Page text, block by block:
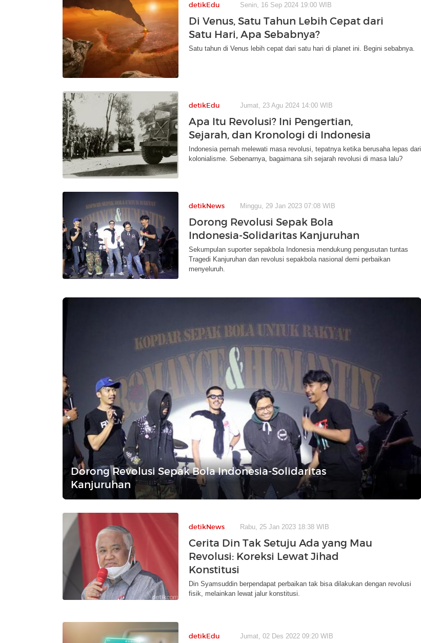
detikEdu Senin, 16 Sep 2024 19:00 WIB
Di Venus, Satu Tahun Lebih Cepat dari
Satu Hari, Apa Sebabnya?
Satu tahun di Venus lebih cepat dari satu hari di planet ini. Begini sebabnya.
detikEdu Jumat, 23 Agu 2024 14:00 WIB
Apa Itu Revolusi? Ini Pengertian,
Sejarah, dan Kronologi di Indonesia
Indonesia pernah melewati masa revolusi, tepatnya ketika berusaha lepas dari
kolonialisme. Sebenarnya, bagaimana sih sejarah revolusi di masa lalu?
detikNews Minggu, 29 Jan 2023 07:08 WIB
Dorong Revolusi Sepak Bola
Indonesia-Solidaritas Kanjuruhan
Sekumpulan suporter sepakbola Indonesia mendukung pengusutan tuntas
Tragedi Kanjuruhan dan revolusi sepakbola nasional demi perbaikan
menyeluruh.
Dorong Revolusi Sepak Bola Indonesia-Solidaritas
Kanjuruhan
detikNews Rabu, 25 Jan 2023 18:38 WIB
Cerita Din Tak Setuju Ada yang Mau
Revolusi: Koreksi Lewat Jihad
Konstitusi
Din Syamsuddin berpendapat perbaikan tak bisa dilakukan dengan revolusi
fisik, melainkan lewat jalur konstitusi.
detikEdu Jumat, 02 Des 2022 09:20 WIB